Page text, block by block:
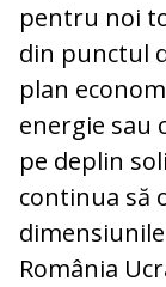
pentru noi
din punctul
plan
energie sau
pe deplin
continua să
România